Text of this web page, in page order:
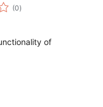
(0totaal
waarderingen
)
of